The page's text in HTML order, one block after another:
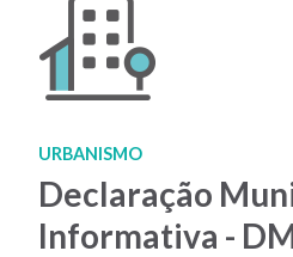
URBANISMO
Declaração
Informativa -